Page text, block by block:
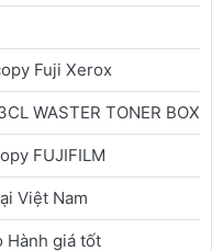
Fuji Xerox
WASTER TONER BOX
FUJIFILM
Việt Nam
Hành giá tốt